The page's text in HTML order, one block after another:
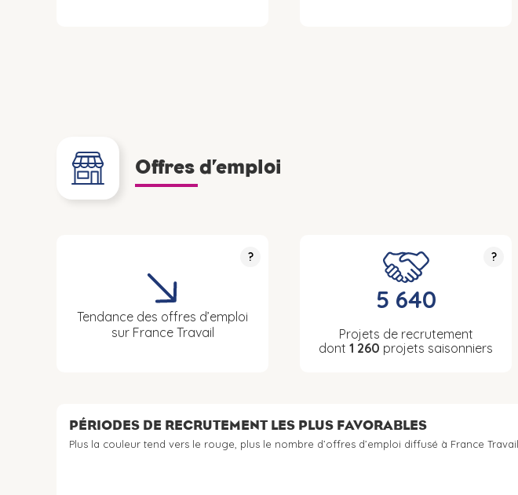
Offres d’emploi
?
Tendance des offres d’emploi
sur France Travail
?
5 640
Projets de recrutement
dont 1 260 projets saisonniers
PÉRIODES DE RECRUTEMENT LES PLUS FAVORABLES
Plus la couleur tend vers le rouge, plus le nombre d’offres d’emploi diffusé à France